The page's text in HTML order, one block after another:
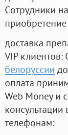
Cотрудники
доставка
VIP
белоруссии
оплата
Web Money и
телефонам: